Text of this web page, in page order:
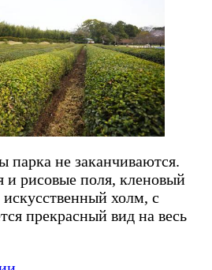
парка не заканчиваются.
и рисовые поля, кленовый
холм, с
прекрасный вид на весь